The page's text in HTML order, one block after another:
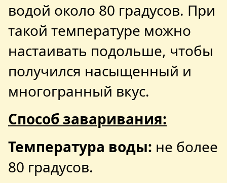
водой около 80 градусов. При
такой температуре можно
настаивать подольше, чтобы
получился насыщенный и
многогранный вкус.
Способ заваривания:
Температура воды: не более
80 градусов.